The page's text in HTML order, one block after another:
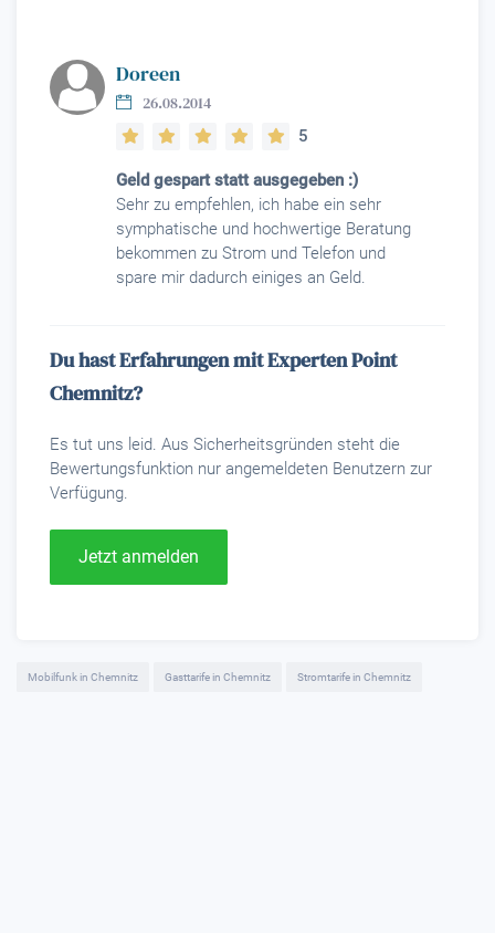
Doreen
26.08.2014
5
Geld gespart statt ausgegeben :)
Sehr zu empfehlen, ich habe ein sehr
symphatische und hochwertige Beratung
bekommen zu Strom und Telefon und
spare mir dadurch einiges an Geld.
Du hast Erfahrungen mit Experten Point
Chemnitz?
Es tut uns leid. Aus Sicherheitsgründen steht die
Bewertungsfunktion nur angemeldeten Benutzern zur
Verfügung.
Jetzt anmelden
Mobilfunk in Chemnitz Gasttarife in Chemnitz Stromtarife in Chemnitz